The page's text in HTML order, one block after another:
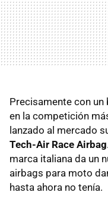
Precisamente con
en la competición
lanzado al mercado
Tech-Air Race Airbag
marca italiana da un
airbags para moto
hasta ahora no tenía.